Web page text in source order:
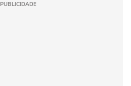
PUBLICIDADE